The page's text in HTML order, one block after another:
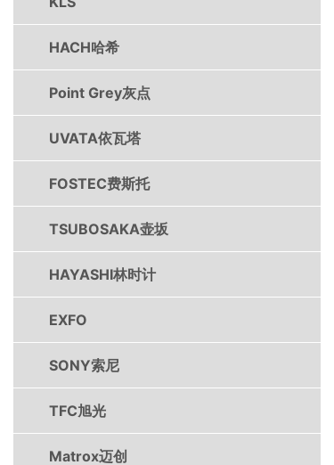
HACH哈希
Point Grey灰点
UVATA依瓦塔
FOSTEC费斯托
TSUBOSAKA壶坂
HAYASHI林时计
EXFO
SONY索尼
TFC旭光
Matrox迈创